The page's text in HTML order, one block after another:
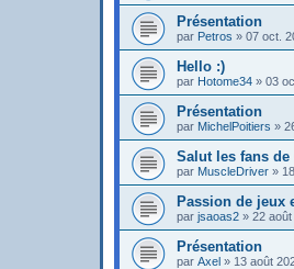
Présentation
par Petros » 07 oct.
Hello :)
par Hotome34 » 03
Présentation
par MichelPoitiers »
Salut les fans de
par MuscleDriver »
Passion de jeux
par jsaoas2 » 22
Présentation
par Axel » 13 août